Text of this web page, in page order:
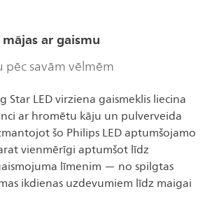
ar gaismu
pēc savām vēlmēm
Star LED virziena gaismeklis liecina
ar hromētu kāju un pulverveida
šo Philips LED aptumšojamo
vienmērīgi aptumšot līdz
līmenim — no spilgtas
ikdienas uzdevumiem līdz maigai